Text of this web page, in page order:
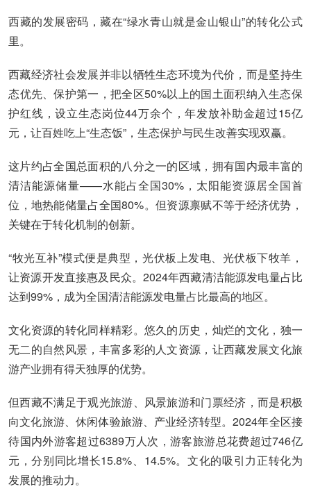
西藏的发展密码，藏在“绿水青山就是金山银山”的转化公式
里。
西藏经济社会发展并非以牺牲生态环境为代价，而是坚持生
态优先、保护第一，把全区50%以上的国土面积纳入生态保
护红线，设立生态岗位44万余个，年发放补助金超过15亿
元，让百姓吃上“生态饭”，生态保护与民生改善实现双赢。
这片约占全国总面积的八分之一的区域，拥有国内最丰富的
清洁能源储量——水能占全国30%，太阳能资源居全国首
位，地热能储量占全国80%。但资源禀赋不等于经济优势，
关键在于转化机制的创新。
“牧光互补”模式便是典型，光伏板上发电、光伏板下牧羊，
让资源开发直接惠及民众。2024年西藏清洁能源发电量占比
达到99%，成为全国清洁能源发电量占比最高的地区。
文化资源的转化同样精彩。悠久的历史，灿烂的文化，独一
无二的自然风景，丰富多彩的人文资源，让西藏发展文化旅
游产业拥有得天独厚的优势。
但西藏不满足于观光旅游、风景旅游和门票经济，而是积极
向文化旅游、休闲体验旅游、产业经济转型。2024年全区接
待国内外游客超过6389万人次，游客旅游总花费超过746亿
元，分别同比增长15.8%、14.5%。文化的吸引力正转化为
发展的推动力。